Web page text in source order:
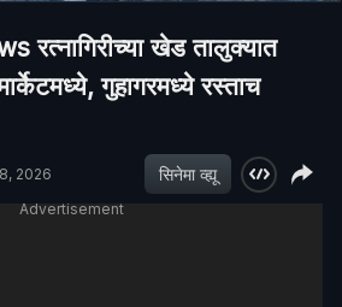
रत्नागिरीच्या खेड तालुक्यात
गुहागरमध्ये रस्ताच
2026 सिनेमा व्ह्यू
Advertisement